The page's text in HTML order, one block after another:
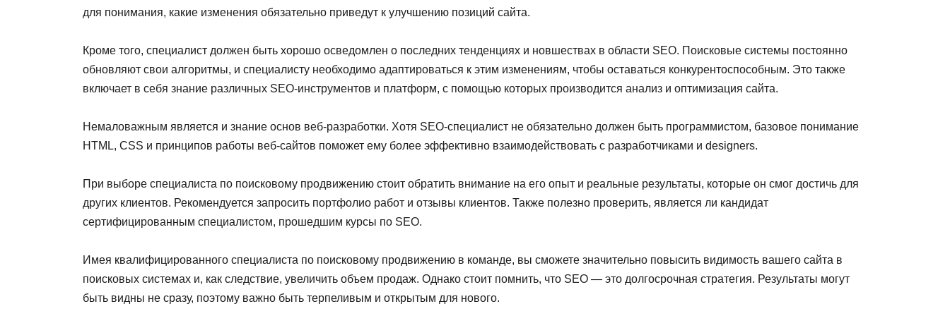
для понимания, какие изменения обязательно приведут к улучшению позиций сайта.
Кроме того, специалист должен быть хорошо осведомлен о последних тенденциях и новшествах в области SEO. Поисковые системы постоянно
обновляют свои алгоритмы, и специалисту необходимо адаптироваться к этим изменениям, чтобы оставаться конкурентоспособным. Это также
включает в себя знание различных SEO-инструментов и платформ, с помощью которых производится анализ и оптимизация сайта.
Немаловажным является и знание основ веб-разработки. Хотя SEO-специалист не обязательно должен быть программистом, базовое понимание
HTML, CSS и принципов работы веб-сайтов поможет ему более эффективно взаимодействовать с разработчиками и designers.
При выборе специалиста по поисковому продвижению стоит обратить внимание на его опыт и реальные результаты, которые он смог достичь для
других клиентов. Рекомендуется запросить портфолио работ и отзывы клиентов. Также полезно проверить, является ли кандидат
сертифицированным специалистом, прошедшим курсы по SEO.
Имея квалифицированного специалиста по поисковому продвижению в команде, вы сможете значительно повысить видимость вашего сайта в
поисковых системах и, как следствие, увеличить объем продаж. Однако стоит помнить, что SEO — это долгосрочная стратегия. Результаты могут
быть видны не сразу, поэтому важно быть терпеливым и открытым для нового.